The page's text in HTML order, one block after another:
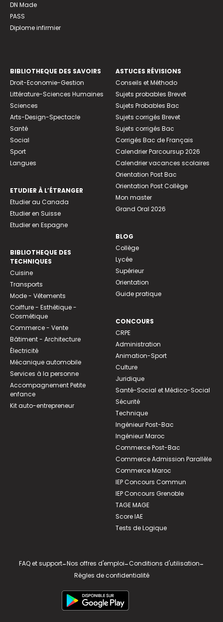
DN Made
PASS
Diplome infirmier
BIBLIOTHEQUE DES SAVOIRS
Droit-Economie-Gestion
Littérature-Sciences Humaines
Sciences
Arts-Design-Spectacle
Santé
Social
Sport
Langues
ETUDIER À L’ÉTRANGER
Etudier au Canada
Etudier en Suisse
Etudier en Espagne
BIBLIOTHEQUE DES
TECHNIQUES
Cuisine
Transports
Mode - Vêtements
Coiffure - Esthétique -
Cosmétique
Commerce - Vente
Bâtiment - Architecture
Électricité
Mécanique automobile
Services à la personne
Accompagnement Petite
enfance
Kit auto-entrepreneur
ASTUCES RÉVISIONS
Conseils et Méthodo
Sujets probables Brevet
Sujets Probables Bac
Sujets corrigés Brevet
Sujets corrigés Bac
Corrigés Bac de Français
Calendrier Parcoursup 2026
Calendrier vacances scolaires
Orientation Post Bac
Orientation Post Collège
Mon master
Grand Oral 2026
BLOG
Collège
Lycée
Supérieur
Orientation
Guide pratique
CONCOURS
CRPE
Administration
Animation-Sport
Culture
Juridique
Santé-Social et Médico-Social
Sécurité
Technique
Ingénieur Post-Bac
Ingénieur Maroc
Commerce Post-Bac
Commerce Admission Parallèle
Commerce Maroc
IEP Concours Commun
IEP Concours Grenoble
TAGE MAGE
Score IAE
Tests de Logique
FAQ et support-Nos offres d'emploi-Conditions d'utilisation-
Règles de confidentialité